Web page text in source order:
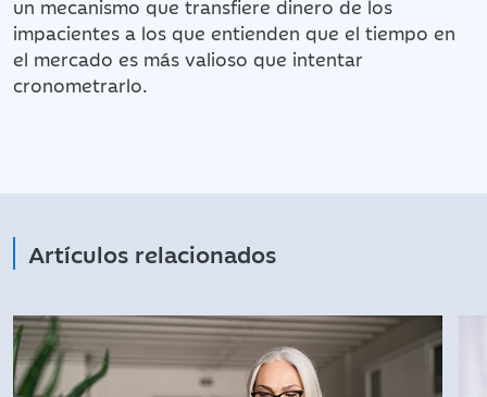
un mecanismo que transfiere dinero de los
impacientes a los que entienden que el tiempo en
el mercado es más valioso que intentar
cronometrarlo.
Artículos relacionados